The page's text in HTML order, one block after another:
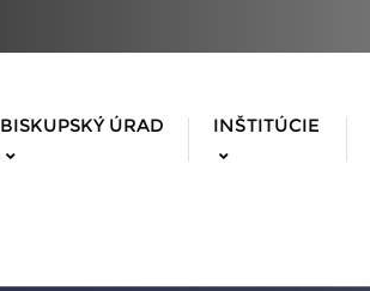
BISKUPSKÝ ÚRAD INŠTITÚCIE